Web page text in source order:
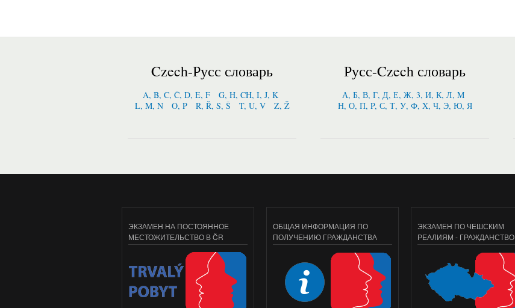
Czech-Русс словарь
A, B, C, Č, D, E, F
G, H, CH, I, J, K
L, M, N
O, P R, Ř, S, Š T, U, V Z, Ž
Русс-Czech словарь
А, Б, В, Г, Д, Е, Ж, 3, И, К, Л, M
Н, О, П, P, С, Т, У, Ф, X, Ч, Э, Ю, Я
ЭКЗАМЕН НА ПОСТОЯННОЕ
МЕСТОЖИТЕЛЬСТВО В ČR
ОБЩАЯ ИНФОРМАЦИЯ ПО
ПОЛУЧЕНИЮ ГРАЖДАНСТВА
ЭКЗАМЕН ПО ЧЕШСКИМ
РЕАЛИЯМ - ГРАЖДАНСТВО